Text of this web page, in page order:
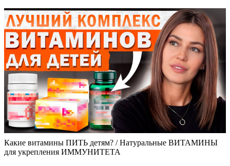
Какие витамины ПИТЬ детям? / Натуральные ВИТАМИНЫ
для укрепления ИММУНИТЕТА